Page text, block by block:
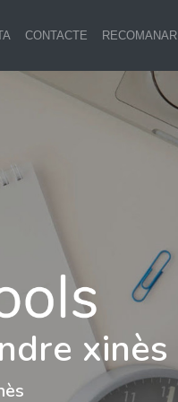
CONTACTE RECOMANAR
xinès